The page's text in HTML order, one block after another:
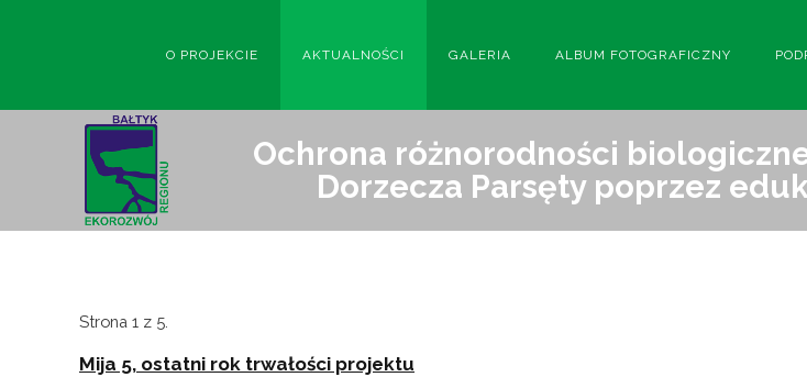
O PROJEKCIE AKTUALNOŚCI GALERIA ALBUM FOTOGRAFICZNY
Ochrona różnorodności
Dorzecza Parsęty poprzez
Strona 1 z 5.
Mija 5, ostatni rok trwałości projektu